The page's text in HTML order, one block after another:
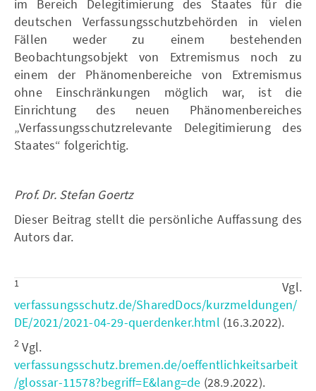
im Bereich Delegitimierung des Staates für die
deutschen Verfassungsschutzbehörden in vielen
Fällen weder zu einem bestehenden
Beobachtungsobjekt von Extremismus noch zu
einem der Phänomenbereiche von Extremismus
ohne Einschränkungen möglich war, ist die
Einrichtung des neuen Phänomenbereiches
„Verfassungsschutzrelevante Delegitimierung des
Staates“ folgerichtig.
Prof. Dr. Stefan Goertz
Dieser Beitrag stellt die persönliche Auffassung des
Autors dar.
1
Vgl.
verfassungsschutz.de/SharedDocs/kurzmeldungen/
DE/2021/2021-04-29-querdenker.html (16.3.2022).
2 Vgl.
verfassungsschutz.bremen.de/oeffentlichkeitsarbeit
/glossar-11578?begriff=E&lang=de (28.9.2022).